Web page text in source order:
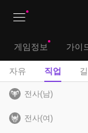
게임정보 가이
자유 직업
전사(남)
전사(여)